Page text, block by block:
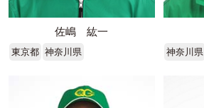
佐嶋 紘一
東京都 神奈川県 神奈川県